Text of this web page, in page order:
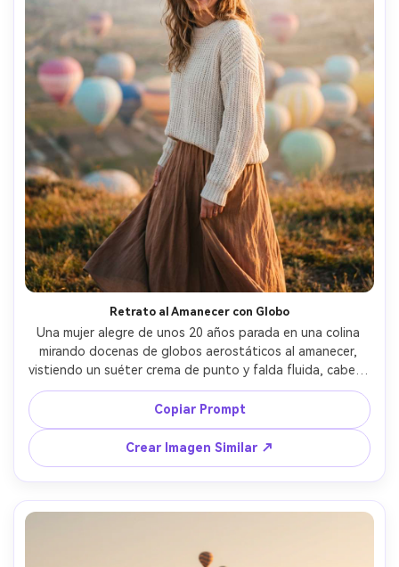
Retrato al Amanecer con Globo
Una mujer alegre de unos 20 años parada en una colina
mirando docenas de globos aerostáticos al amanecer,
vistiendo un suéter crema de punto y falda fluida, cabello
movido suavemente por el viento, luz dorada cálida con
niebla suave, globos flotando tras ella en colores pastel,
tomada con Sony A7IV, 85mm f/1.4, poca profundidad de
campo, encuadre medio cuerpo, retrato de viaje
cinematográfico, textura realista de piel, gradación
editorial de color --ar 4:5
Copiar Prompt
Crear Imagen Similar ↗